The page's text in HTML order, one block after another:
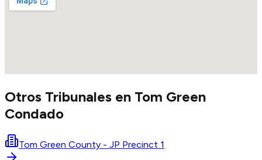
Otros Tribunales en Tom Green
Condado
Tom Green County - JP Precinct 1